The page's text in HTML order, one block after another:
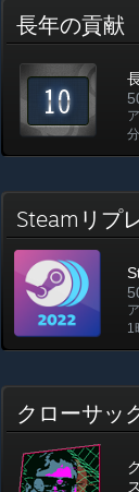
長年の貢献
分
Steamリプ
1
クローサッ